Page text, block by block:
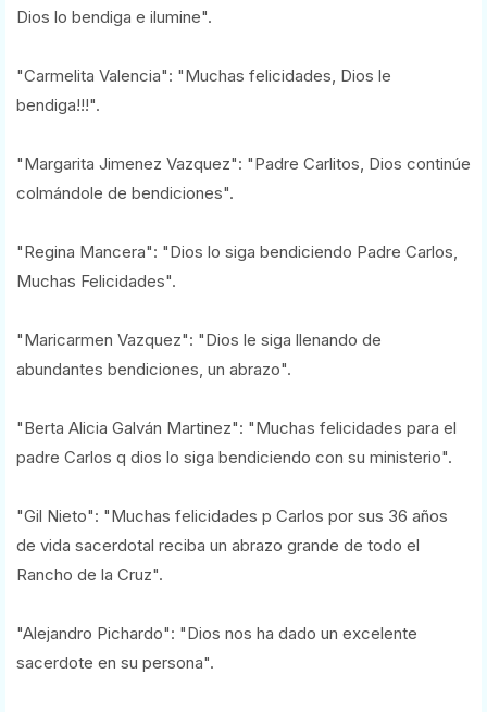
Dios lo bendiga e ilumine".
"Carmelita Valencia": "Muchas felicidades, Dios le
bendiga!!!".
"Margarita Jimenez Vazquez": "Padre Carlitos, Dios continúe
colmándole de bendiciones".
"Regina Mancera": "Dios lo siga bendiciendo Padre Carlos,
Muchas Felicidades".
"Maricarmen Vazquez": "Dios le siga llenando de
abundantes bendiciones, un abrazo".
"Berta Alicia Galván Martinez": "Muchas felicidades para el
padre Carlos q dios lo siga bendiciendo con su ministerio".
"Gil Nieto": "Muchas felicidades p Carlos por sus 36 años
de vida sacerdotal reciba un abrazo grande de todo el
Rancho de la Cruz".
"Alejandro Pichardo": "Dios nos ha dado un excelente
sacerdote en su persona".